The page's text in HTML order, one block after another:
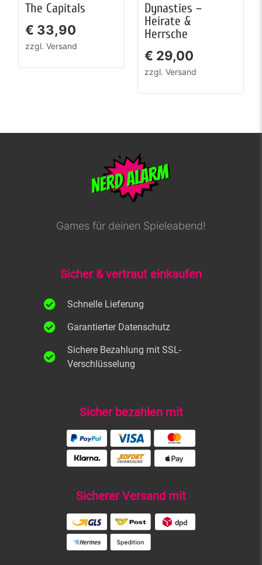
The Capitals
€ 33,90
zzgl. Versand
Dynasties –
Heirate &
Herrsche
€ 29,00
zzgl. Versand
Games für deinen Spieleabend!
Sicher & vertraut einkaufen
Schnelle Lieferung
Garantierter Datenschutz
Sichere Bezahlung mit SSL-
Verschlüsselung
Sicher bezahlen mit
Sicherer Versand mit